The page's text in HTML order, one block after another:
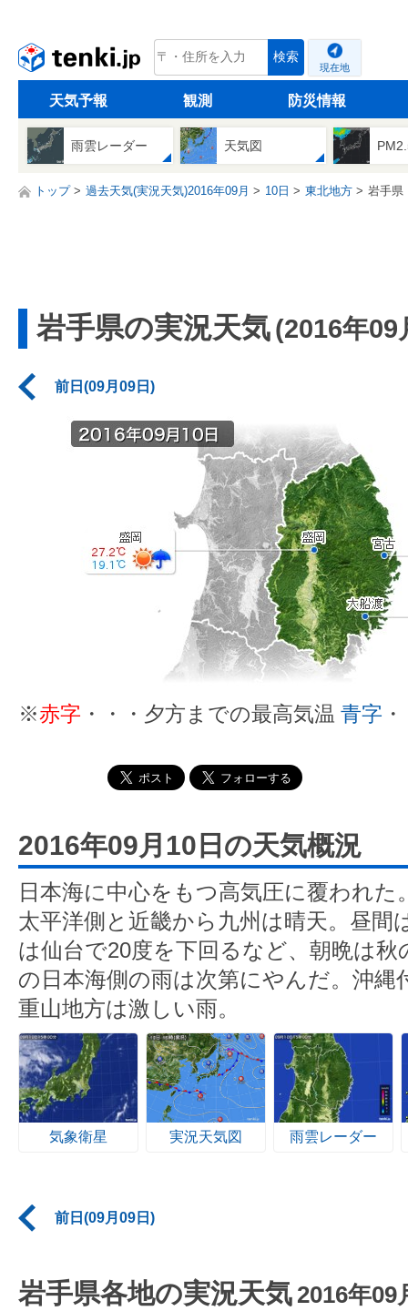
tenki.jp 検索
現在地
天気予報 観測 防災情報
雨雲レーダー 天気図
トップ 過去天気(実況天気)2016年09月 10日 東北地方 岩手県
岩手県の実況天気(2016年09
前日(09月09日)
※赤字 ・・・夕方までの最高気温 青字
2016年09月10日の天気概況
日本海に中心をもつ高気圧に覆われ
太平洋側と近畿から九州は晴天。昼間
は仙台で20度を下回るなど、朝晩は秋
の日本海側の雨は次第にやんだ。沖縄
重山地方は激しい雨。
気象衛星 実況天気図 雨雲レーダー
前日(09月09日)
岩手県各地の実況天気 2016年09